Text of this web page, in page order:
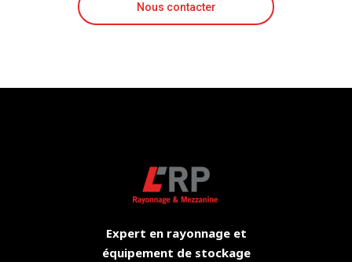
Nous contacter
Expert en rayonnage et
équipement de stockage